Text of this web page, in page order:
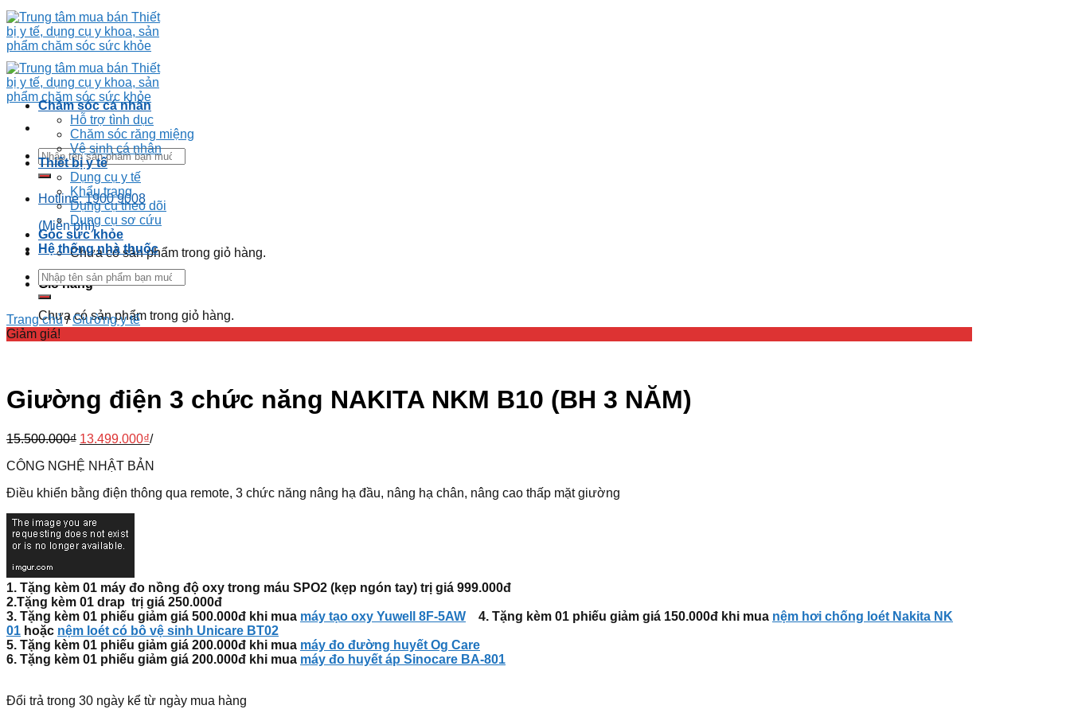
Hotline: 1900 9008
(Miễn phí)
Chưa có sản phẩm trong giỏ hàng.
Giỏ hàng
Chưa có sản phẩm trong giỏ hàng.
Chăm sóc cá nhân
Hỗ trợ tình dục
Chăm sóc răng miệng
Vệ sinh cá nhân
Thiết bị y tế
Dụng cụ y tế
Khẩu trang
Dụng cụ theo dõi
Dụng cụ sơ cứu
Góc sức khỏe
Hệ thống nhà thuốc
Trang chủ / Giường y tế
Giảm giá!
Giường điện 3 chức năng NAKITA NKM B10 (BH 3 NĂM)
15.500.000₫ 13.499.000₫/
CÔNG NGHỆ NHẬT BẢN
Điều khiển bằng điện thông qua remote, 3 chức năng nâng hạ đầu, nâng hạ chân, nâng cao thấp mặt giường
1. Tặng kèm 01 máy đo nồng độ oxy trong máu SPO2 (kẹp ngón tay) trị giá 999.000đ
2.Tặng kèm 01 drap trị giá 250.000đ
3. Tặng kèm 01 phiếu giảm giá 500.000đ khi mua máy tạo oxy Yuwell 8F-5AW 4. Tặng kèm 01 phiếu giảm giá 150.000đ khi mua nệm hơi chống loét Nakita NK
01 hoặc nệm loét có bô vệ sinh Unicare BT02
5. Tặng kèm 01 phiếu giảm giá 200.000đ khi mua máy đo đường huyết Og Care
6. Tặng kèm 01 phiếu giảm giá 200.000đ khi mua máy đo huyết áp Sinocare BA-801
Đổi trả trong 30 ngày kể từ ngày mua hàng